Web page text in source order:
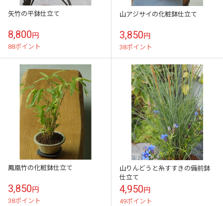
矢竹の平鉢仕立て
8,800円
88ポイント
山アジサイの化粧鉢仕立て
3,850円
38ポイント
鳳凰竹の化粧鉢仕立て
3,850円
38ポイント
山りんどうと糸すすきの備前鉢
仕立て
4,950円
49ポイント